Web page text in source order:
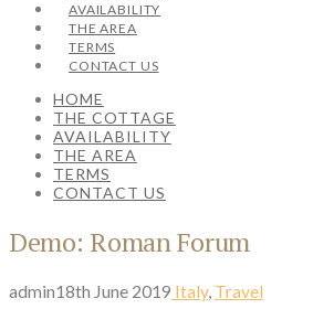
AVAILABILITY
THE AREA
TERMS
CONTACT US
HOME
THE COTTAGE
AVAILABILITY
THE AREA
TERMS
CONTACT US
Demo: Roman Forum
admin18th June 2019 Italy, Travel